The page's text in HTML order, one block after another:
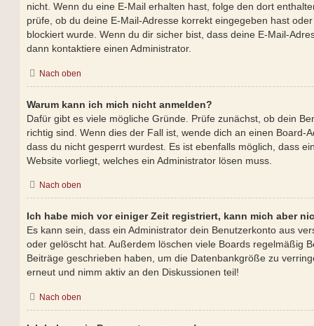
nicht. Wenn du eine E-Mail erhalten hast, folge den dort
prüfe, ob du deine E-Mail-Adresse korrekt eingegeben hast
blockiert wurde. Wenn du dir sicher bist, dass deine E-Mail-
dann kontaktiere einen Administrator.
Nach oben
Warum kann ich mich nicht anmelden?
Dafür gibt es viele mögliche Gründe. Prüfe zunächst, ob dein
richtig sind. Wenn dies der Fall ist, wende dich an einen Board-
dass du nicht gesperrt wurdest. Es ist ebenfalls möglich, dass
Website vorliegt, welches ein Administrator lösen muss.
Nach oben
Ich habe mich vor einiger Zeit registriert, kann mich aber
Es kann sein, dass ein Administrator dein Benutzerkonto aus
oder gelöscht hat. Außerdem löschen viele Boards regelmäßig
Beiträge geschrieben haben, um die Datenbankgröße zu
erneut und nimm aktiv an den Diskussionen teil!
Nach oben